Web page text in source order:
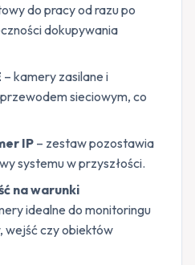
do pracy od razu po
dokupywania
– kamery zasilane i
sieciowym, co
IP – zestaw pozostawia
systemu w przyszłości.
na warunki
idealne do monitoringu
wejść czy obiektów